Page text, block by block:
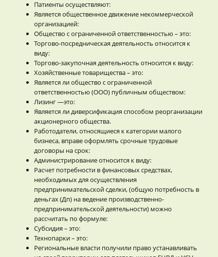
Патиенты осуществляют:
Является общественное движение некоммерческой
организацией:
Общество с ограниченной ответственностью – это:
Торгово-посредническая деятельность относится к
виду:
Торгово-закупочная деятельность относится к виду:
Хозяйственные товарищества – это:
Является ли общество с ограниченной
ответственностью (ООО) публичным обществом:
Лизинг —это:
Является ли диверсификация способом реорганизации
акционерного общества.
Работодатели, относящиеся к категории малого
бизнеса, вправе оформлять срочные трудовые
договоры на срок:
Администрирование относится к виду:
Расчет потребности в финансовых средствах,
необходимых для осуществления
предпринимательской сделки, (общую потребность в
деньгах (Дп) на ведение производственно-
предпринимательской деятельности) можно
рассчитать по формуле:
Субсидия – это:
Технопарки – это:
Региональные власти получили право устанавливать